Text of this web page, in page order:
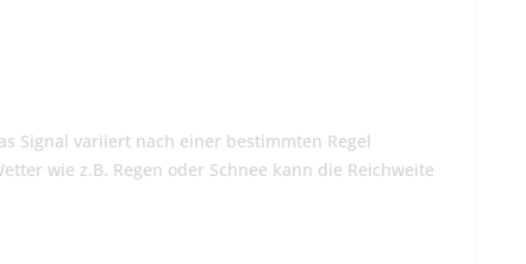
Signal variiert nach einer bestimmten Regel
wie z.B. Regen oder Schnee kann die Reichweite